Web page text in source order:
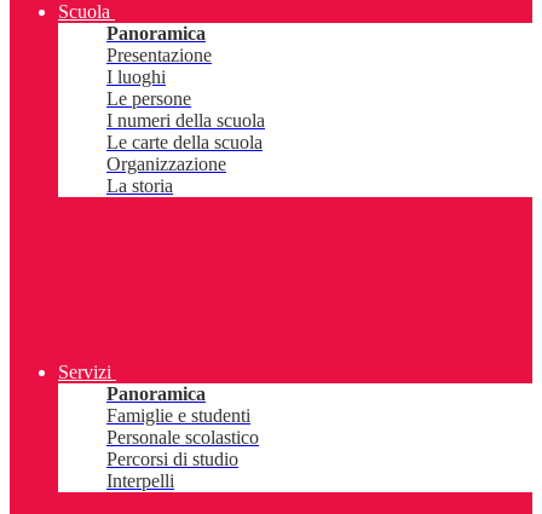
Scuola
Panoramica
Presentazione
I luoghi
Le persone
I numeri della scuola
Le carte della scuola
Organizzazione
La storia
Servizi
Panoramica
Famiglie e studenti
Personale scolastico
Percorsi di studio
Interpelli